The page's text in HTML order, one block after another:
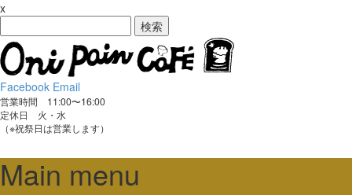
x
索:
Facebook Email
営業時間 11:00〜16:00
定休日 火・水
（※祝祭日は営業します）
Main menu